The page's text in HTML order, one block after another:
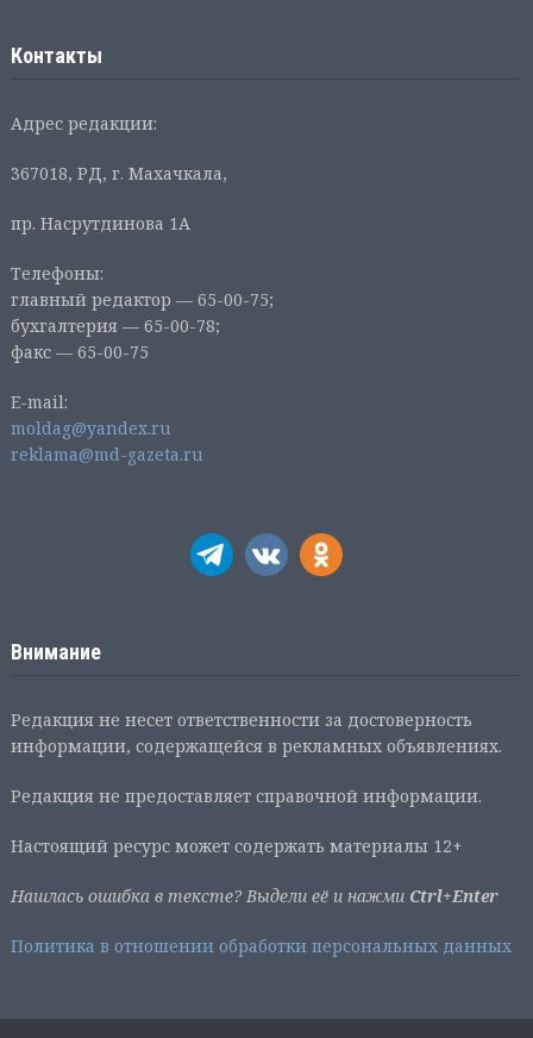
Контакты
Адрес редакции:
367018, РД, г. Махачкала,
пр. Насрутдинова 1А
Телефоны:
главный редактор — 65-00-75;
бухгалтерия — 65-00-78;
факс — 65-00-75
E-mail:
moldag@yandex.ru
reklama@md-gazeta.ru
Внимание
Редакция не несет ответственности за достоверность
информации, содержащейся в рекламных объявлениях.
Редакция не предоставляет справочной информации.
Настоящий ресурс может содержать материалы 12+
Нашлась ошибка в тексте? Выдели её и нажми Ctrl+Enter
Политика в отношении обработки персональных данных